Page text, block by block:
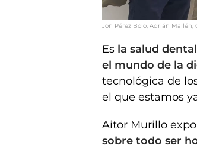
Jon Pérez Bolo, Adrián Mallén,
Es la salud
el mundo de la
tecnológica de
el que estamos
Aitor Murillo
sobre todo ser